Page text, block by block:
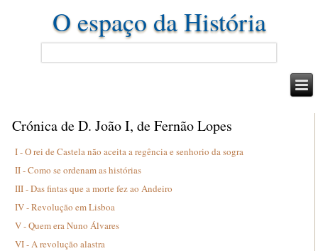
O espaço da História
Crónica de D. João I, de Fernão Lopes
I - O rei de Castela não aceita a regência e senhorio da sogra
II - Como se ordenam as histórias
III - Das fintas que a morte fez ao Andeiro
IV - Revolução em Lisboa
V - Quem era Nuno Álvares
VI - A revolução alastra